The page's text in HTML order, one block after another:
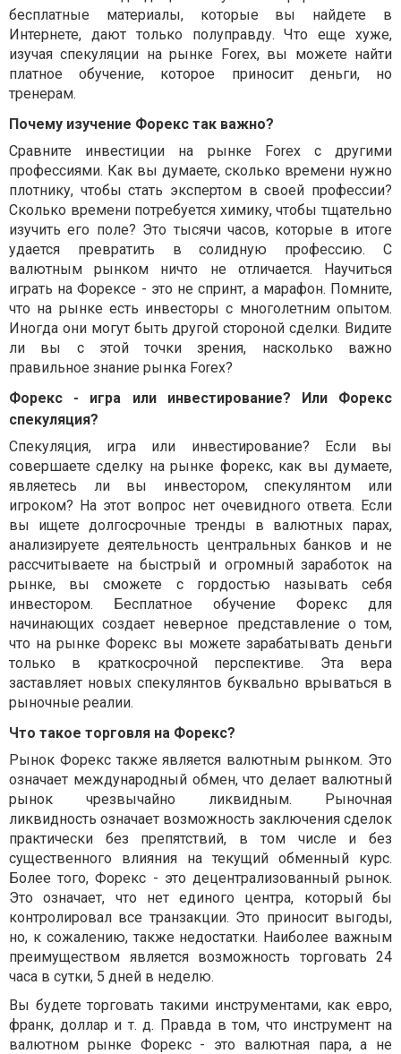
бесплатные материалы, которые вы найдете в
Интернете, дают только полуправду. Что еще хуже,
изучая спекуляции на рынке Forex, вы можете найти
платное обучение, которое приносит деньги, но
тренерам.
Почему изучение Форекс так важно?
Сравните инвестиции на рынке Forex с другими
профессиями. Как вы думаете, сколько времени нужно
плотнику, чтобы стать экспертом в своей профессии?
Сколько времени потребуется химику, чтобы тщательно
изучить его поле? Это тысячи часов, которые в итоге
удается превратить в солидную профессию. С
валютным рынком ничто не отличается. Научиться
играть на Форексе - это не спринт, а марафон. Помните,
что на рынке есть инвесторы с многолетним опытом.
Иногда они могут быть другой стороной сделки. Видите
ли вы с этой точки зрения, насколько важно
правильное знание рынка Forex?
Форекс - игра или инвестирование? Или Форекс
спекуляция?
Спекуляция, игра или инвестирование? Если вы
совершаете сделку на рынке форекс, как вы думаете,
являетесь ли вы инвестором, спекулянтом или
игроком? На этот вопрос нет очевидного ответа. Если
вы ищете долгосрочные тренды в валютных парах,
анализируете деятельность центральных банков и не
рассчитываете на быстрый и огромный заработок на
рынке, вы сможете с гордостью называть себя
инвестором. Бесплатное обучение Форекс для
начинающих создает неверное представление о том,
что на рынке Форекс вы можете зарабатывать деньги
только в краткосрочной перспективе. Эта вера
заставляет новых спекулянтов буквально врываться в
рыночные реалии.
Что такое торговля на Форекс?
Рынок Форекс также является валютным рынком. Это
означает международный обмен, что делает валютный
рынок чрезвычайно ликвидным. Рыночная
ликвидность означает возможность заключения сделок
практически без препятствий, в том числе и без
существенного влияния на текущий обменный курс.
Более того, Форекс - это децентрализованный рынок.
Это означает, что нет единого центра, который бы
контролировал все транзакции. Это приносит выгоды,
но, к сожалению, также недостатки. Наиболее важным
преимуществом является возможность торговать 24
часа в сутки, 5 дней в неделю.
Вы будете торговать такими инструментами, как евро,
франк, доллар и т. д. Правда в том, что инструмент на
валютном рынке Форекс - это валютная пара, а не